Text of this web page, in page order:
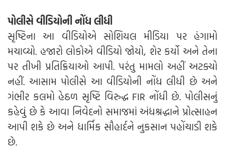
પોલીસે વીડિયોની નોંધ લીધી
સૃષ્ટિના આ વીડિયોએ સોશિયલ મીડિયા પર હંગામો
મચાવ્યો. હજારો લોકોએ વીડિયો જોયો, શેર કર્યો અને તેના
પર તીખી પ્રતિક્રિયાઓ આપી. પરંતુ મામલો અહીં અટક્યો
નહીં. આસામ પોલીસે આ વીડિયોની નોંધ લીધી છે અને
ગંભીર કલમો હેઠળ સૃષ્ટિ વિરુદ્ધ FIR નોંધી છે. પોલીસનું
કહેવું છે કે આવા નિવેદનો સમાજમાં અંધશ્રદ્ધાને પ્રોત્સાહન
આપી શકે છે અને ધાર્મિક સૌહાર્દને નુકસાન પહોંચાડી શકે
છે.